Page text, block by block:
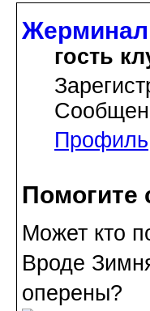
гость
Профиль
Помогите
Может кто
Вроде
оперены?